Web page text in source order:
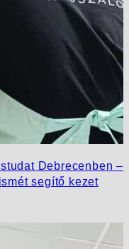
Debrecenben –
segítő kezet